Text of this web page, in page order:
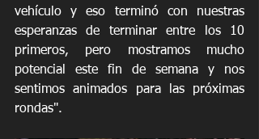
vehículo y eso terminó con nuestras
esperanzas de terminar entre los 10
primeros, pero mostramos mucho
potencial este fin de semana y nos
sentimos animados para las próximas
rondas".